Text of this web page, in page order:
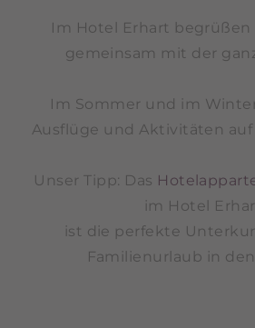
Im Hotel Erhart begrüßen
gemeinsam mit der
Im Sommer und im
Ausflüge und Aktivitäten auf
Unser Tipp: Das
im Hotel
ist die perfekte
Familienurlaub in den